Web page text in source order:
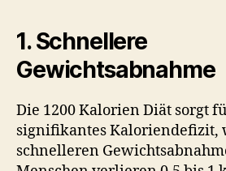
1. Schnellere
Gewichtsabnahme
Die 1200 Kalorien Diät sorgt
signifikantes Kaloriendefizit,
schnelleren